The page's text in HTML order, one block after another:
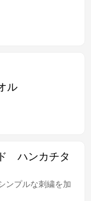
ル
ハンカチタ
ンプルな刺繍を加